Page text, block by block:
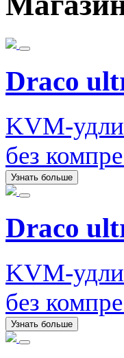
Draco
KVM-
без
Узнать больше
Draco
KVM-
без
Узнать больше